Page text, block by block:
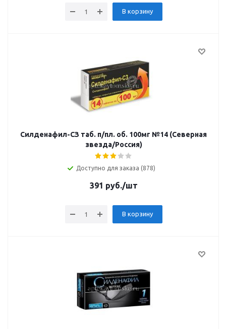
В корзину
Силденафил-СЗ таб. п/пл. об. 100мг №14 (Северная
звезда/Россия)
Доступно для заказа (878)
391 руб./шт
В корзину